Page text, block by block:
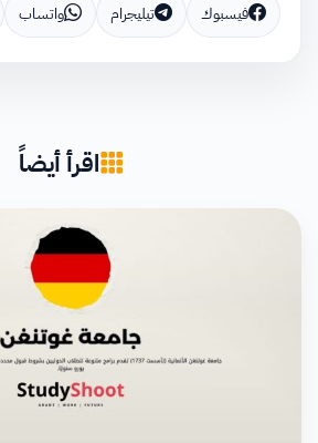
فيسبوك تيليجرام واتساب
اقرأ أيضاً